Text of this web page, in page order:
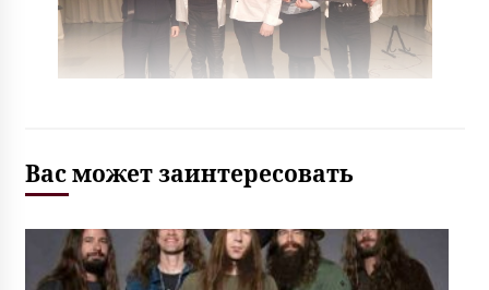
Вас может заинтересовать